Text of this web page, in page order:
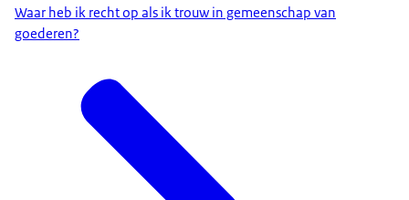
Waar heb ik recht op als ik trouw in gemeenschap van
goederen?